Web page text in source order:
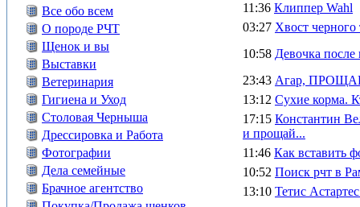
Все обо всем
О породе РЧТ
Щенок и вы
Выставки
Ветеринария
Гигиена и Уход
Столовая Черныша
Дрессировка и Работа
Фотографии
Дела семейные
Брачное агентство
11:36 Клиппер Wahl
03:27 Хвост черного
10:58 Девочка после
23:43 Агар,
13:12 Сухие корма.
17:15 Константин
и прощай...
11:46 Как вставить
10:52 Поиск рчт в
13:10 Тетис